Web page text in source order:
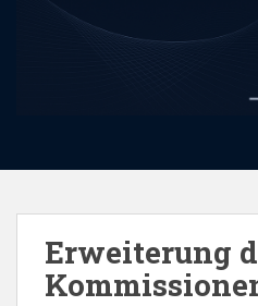
Erweiterung